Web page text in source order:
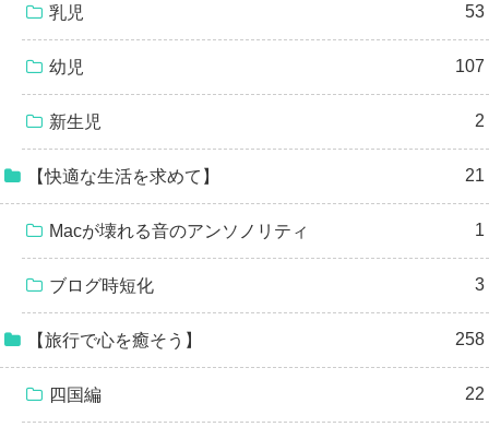
乳児 53
幼児 107
新生児 2
【快適な生活を求めて】 21
Macが壊れる音のアンソノリティ 1
ブログ時短化 3
【旅行で心を癒そう】 258
四国編 22